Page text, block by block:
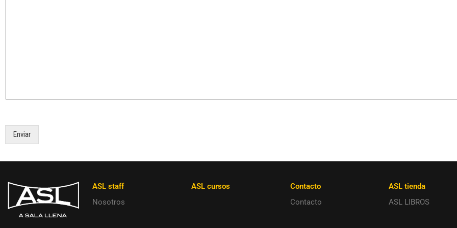
Enviar
ASL staff
Nosotros
ASL cursos
Contacto
Contacto
ASL tienda
ASL LIBROS